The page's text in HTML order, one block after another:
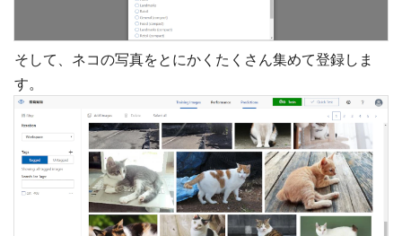
そして、ネコの写真をとにかくたくさん集めて登録しま
す。